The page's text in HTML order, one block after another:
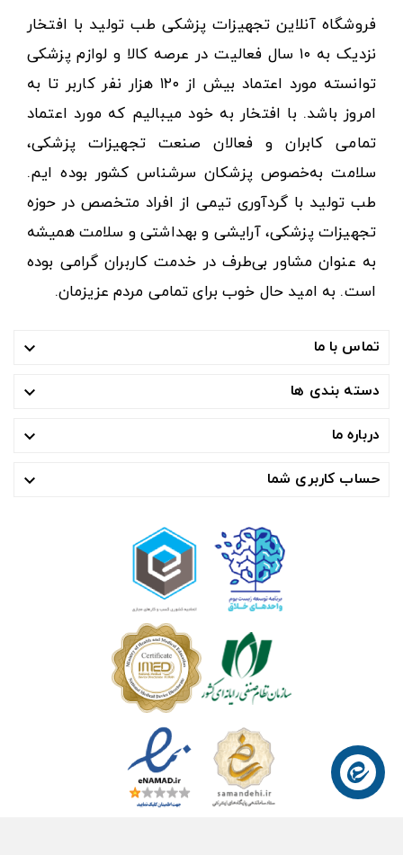
فروشگاه آنلاین تجهیزات پزشکی طب تولید با افتخار
نزدیک به ۱۰ سال فعالیت در عرصه کالا و لوازم پزشکی
توانسته مورد اعتماد بیش از ۱۲۰ هزار نفر کاربر تا به
امروز باشد. با افتخار به خود میبالیم که مورد اعتماد
تمامی کابران و فعالان صنعت تجهیزات پزشکی،
سلامت به‌خصوص پزشکان سرشناس کشور بوده ایم.
طب تولید با گردآوری تیمی از افراد متخصص در حوزه
تجهیزات پزشکی، آرایشی و بهداشتی و سلامت همیشه
به عنوان مشاور بی‌طرف در خدمت کاربران گرامی بوده
است. به امید حال خوب برای تمامی مردم عزیزمان.
تماس با ما 
دسته بندی ها 
درباره ما 
حساب کاربری شما 